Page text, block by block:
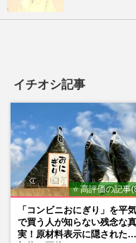
イチオシ記事
⭐ 高評価の記事
「コンビニおにぎり」を平気
で買う人が知らない残念な真
実！原材料表示に隠された添